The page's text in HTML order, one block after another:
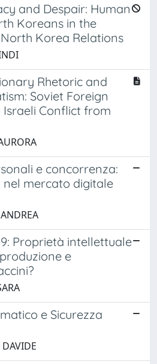
and Despair: Human
Koreans in the
Korea Relations
Rhetoric and
Soviet Foreign
Israeli Conflict from
e concorrenza:
nel mercato digitale
Proprietà intellettuale
e
e Sicurezza